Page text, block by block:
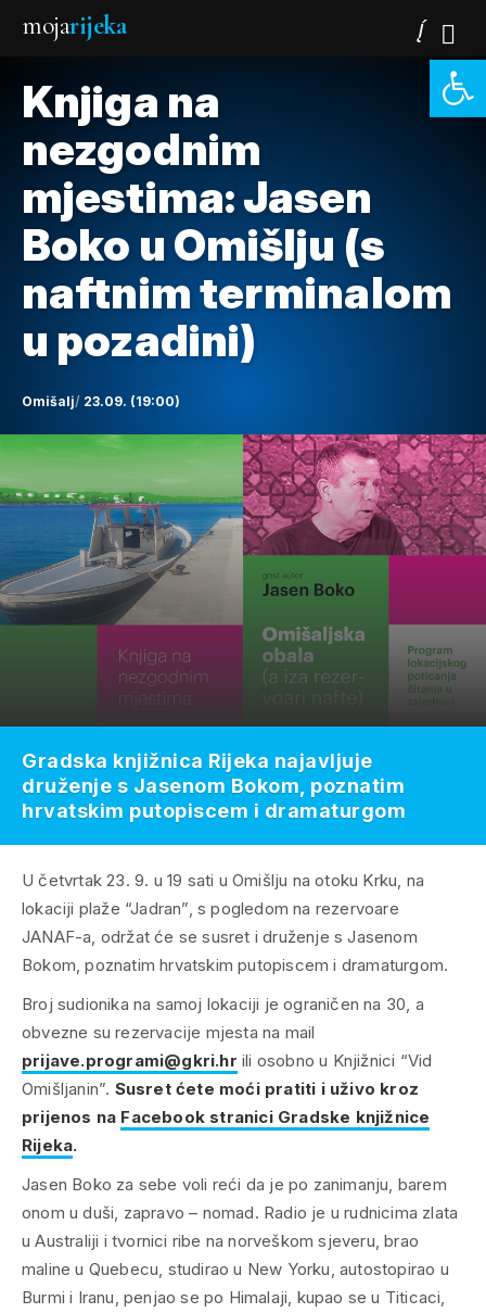
mojarijeka
Knjiga na
nezgodnim
mjestima: Jasen
Boko u Omišlju (s
naftnim terminalom
u pozadini)
Omišalj 23.09. (19:00)
U četvrtak 23. 9. u 19 sati u Omišlju na otoku Krku, na
lokaciji plaže “Jadran”, s pogledom na rezervoare
JANAF-a, održat će se susret i druženje s Jasenom
Bokom, poznatim hrvatskim putopiscem i dramaturgom.
Broj sudionika na samoj lokaciji je ograničen na 30, a
obvezne su rezervacije mjesta na mail
prijave.programi@gkri.hr ili osobno u Knjižnici “Vid
Omišljanin”. Susret ćete moći pratiti i uživo kroz
prijenos na Facebook stranici Gradske knjižnice
Rijeka.
Jasen Boko za sebe voli reći da je po zanimanju, barem
onom u duši, zapravo – nomad. Radio je u rudnicima zlata
u Australiji i tvornici ribe na norveškom sjeveru, brao
maline u Quebecu, studirao u New Yorku, autostopirao u
Burmi i Iranu, penjao se po Himalaji, kupao se u Titicaci,
Gradska knjižnica Rijeka najavljuje
druženje s Jasenom Bokom, poznatim
hrvatskim putopiscem i dramaturgom